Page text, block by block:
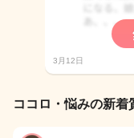
3月12日
ココロ・悩みの新着